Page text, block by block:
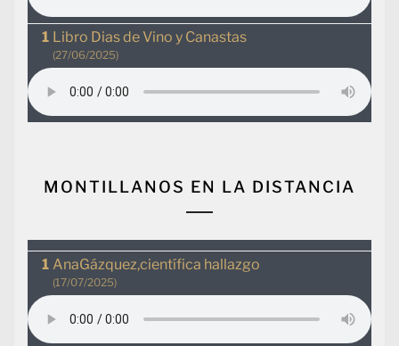
Libro Dias de Vino y Canastas
(27/06/2025)
MONTILLANOS EN LA DISTANCIA
AnaGázquez,científica hallazgo
(17/07/2025)